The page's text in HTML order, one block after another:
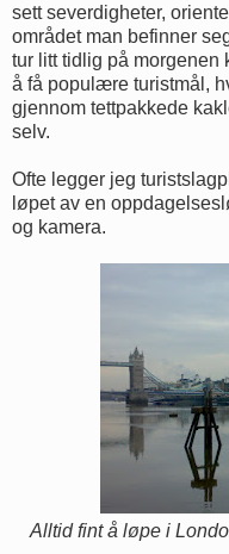
sett severdigheter,
området man befinner
tur litt tidlig på morgenen
å få populære turistmål,
gjennom tettpakkede
selv.
Ofte legger jeg
løpet av en
og kamera.
Alltid fint å løpe i